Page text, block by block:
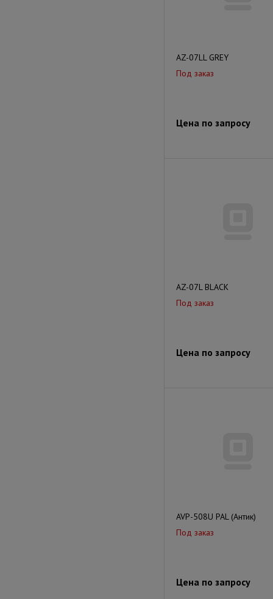
AZ-07LL GREY
Под заказ
Цена по запросу
AZ-07L BLACK
Под заказ
Цена по запросу
AVP-508U PAL (Антик)
Под заказ
Цена по запросу